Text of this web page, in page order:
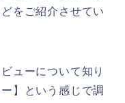
をご紹介させてい
ューについて知り
】という感じで調